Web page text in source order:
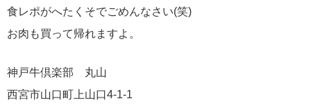
食レポがへたくそでごめんなさい(笑)
お肉も買って帰れますよ。
神戸牛倶楽部 丸山
西宮市山口町上山口4-1-1